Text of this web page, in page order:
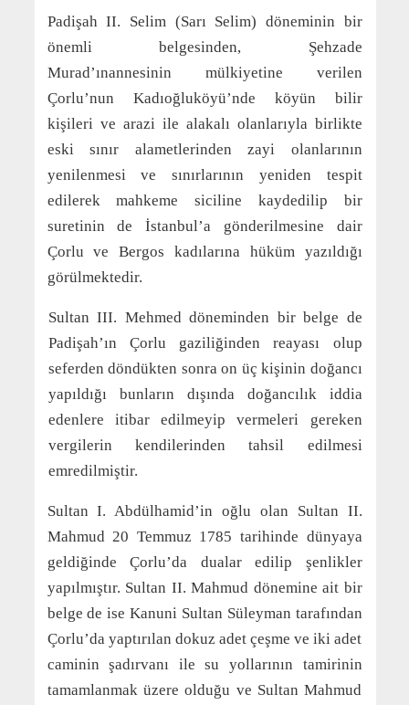
Padişah II. Selim (Sarı Selim) döneminin bir
önemli belgesinden, Şehzade
Murad’ınannesinin mülkiyetine verilen
Çorlu’nun Kadıoğluköyü’nde köyün bilir
kişileri ve arazi ile alakalı olanlarıyla birlikte
eski sınır alametlerinden zayi olanlarının
yenilenmesi ve sınırlarının yeniden tespit
edilerek mahkeme siciline kaydedilip bir
suretinin de İstanbul’a gönderilmesine dair
Çorlu ve Bergos kadılarına hüküm yazıldığı
görülmektedir.
Sultan III. Mehmed döneminden bir belge de
Padişah’ın Çorlu gaziliğinden reayası olup
seferden döndükten sonra on üç kişinin doğancı
yapıldığı bunların dışında doğancılık iddia
edenlere itibar edilmeyip vermeleri gereken
vergilerin kendilerinden tahsil edilmesi
emredilmiştir.
Sultan I. Abdülhamid’in oğlu olan Sultan II.
Mahmud 20 Temmuz 1785 tarihinde dünyaya
geldiğinde Çorlu’da dualar edilip şenlikler
yapılmıştır. Sultan II. Mahmud dönemine ait bir
belge de ise Kanuni Sultan Süleyman tarafından
Çorlu’da yaptırılan dokuz adet çeşme ve iki adet
caminin şadırvanı ile su yollarının tamirinin
tamamlanmak üzere olduğu ve Sultan Mahmud